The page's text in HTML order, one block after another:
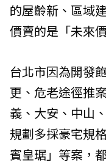
的屋齡新、區域
價賣的是「未來
台北市因為開發
更、危老途徑推
義、大安、中山
規劃多採豪宅規
賓皇琚」等案，